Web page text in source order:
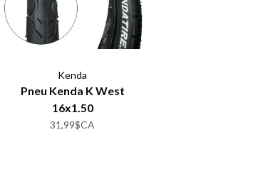
Kenda
Pneu Kenda K West
16x1.50
31,99$CA